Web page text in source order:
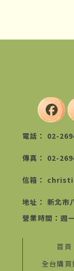
02-
02-
新北市
首頁
全台購買